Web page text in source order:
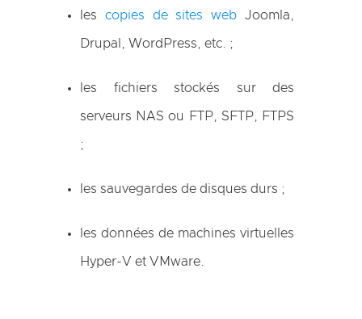
les copies de sites web Joomla,
Drupal, WordPress, etc. ;
les fichiers stockés sur des
serveurs NAS ou FTP, SFTP, FTPS
;
les sauvegardes de disques durs ;
les données de machines virtuelles
Hyper-V et VMware.